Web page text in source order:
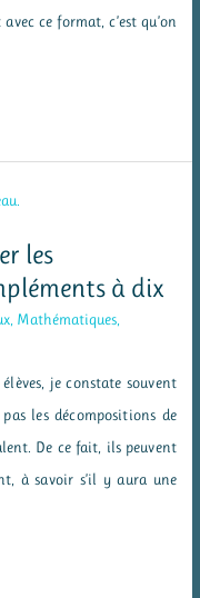
ce format, c’est qu’on
les
à dix
, Mathématiques,
je constate souvent
les décompositions de
De ce fait, ils peuvent
à savoir s’il y aura une